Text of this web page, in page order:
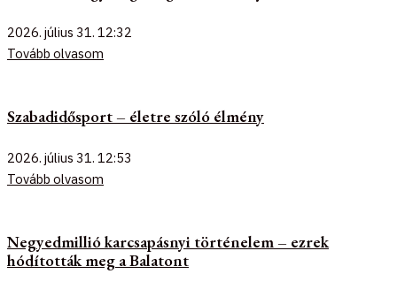
2026. július 31. 12:32
Tovább olvasom
Szabadidősport – életre szóló élmény
2026. július 31. 12:53
Tovább olvasom
Negyedmillió karcsapásnyi történelem – ezrek
hódították meg a Balatont